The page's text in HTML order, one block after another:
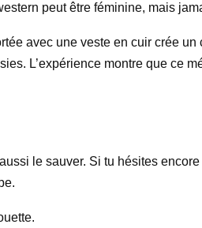
peut être féminine, mais
avec une veste en cuir crée
L’expérience montre que ce
le sauver. Si tu hésites